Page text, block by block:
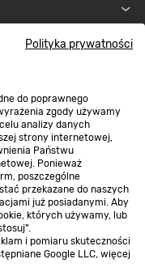
Polityka prywatności
do poprawnego
zgody używamy
analizy danych
strony internetowej,
Państwu
Ponieważ
poszczególne
przekazane do naszych
już posiadanymi. Aby
których używamy, lub
i pomiaru skuteczności
Google LLC, więcej